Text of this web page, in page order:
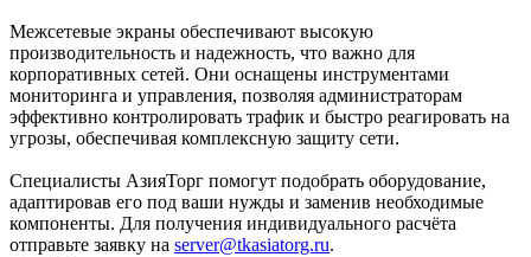
Межсетевые экраны обеспечивают высокую
производительность и надежность, что важно для
корпоративных сетей. Они оснащены инструментами
мониторинга и управления, позволяя администраторам
эффективно контролировать трафик и быстро реагировать на
угрозы, обеспечивая комплексную защиту сети.
Специалисты АзияТорг помогут подобрать оборудование,
адаптировав его под ваши нужды и заменив необходимые
компоненты. Для получения индивидуального расчёта
отправьте заявку на server@tkasiatorg.ru.